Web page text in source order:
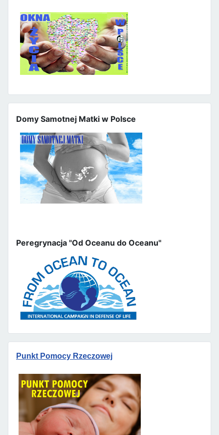
Domy Samotnej Matki w Polsce
Peregrynacja "Od Oceanu do Oceanu"
Punkt Pomocy Rzeczowej